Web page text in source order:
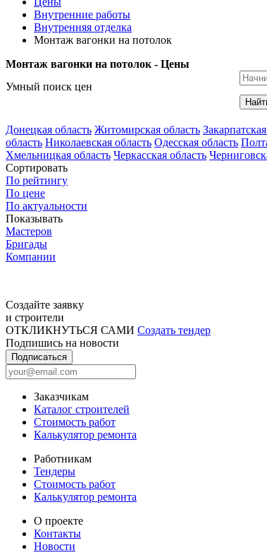
Внутренние работы
Внутренняя отделка
Монтаж вагонки на потолок
Монтаж вагонки на потолок - Цены
Умный поиск цен
Донецкая область Житомирская область
область Николаевская область Одесская область
Хмельницкая область Черкасская область
Сортировать
По рейтингу
По цене
По актуальности
Показывать
Мастеров
Бригады
Компании
Создайте заявку
и строители
ОТКЛИКНУТЬСЯ САМИ Создать тендер
Подпишись на новости
Подписаться
Заказчикам
Каталог строителей
Стоимость работ
Калькулятор ремонта
Работникам
Тендеры
Стоимость работ
Калькулятор ремонта
О проекте
Контакты
Новости